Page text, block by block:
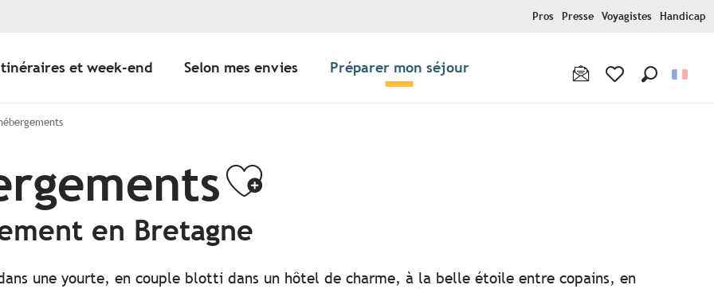
Pros Presse Voyagistes Handicap
et week-end Selon mes envies Préparer mon séjour
Ajouter aux favoris
en Bretagne
une yourte, en couple blotti dans un hôtel de charme, à la belle étoile entre copains, en